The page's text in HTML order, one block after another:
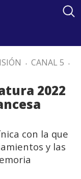
. CANAL 5 .
2022
con la que
y las